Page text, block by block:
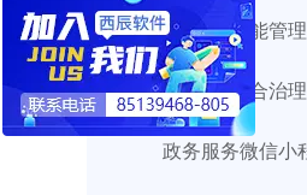
智慧政务效能管
数字乡村综合治
政务服务微信小